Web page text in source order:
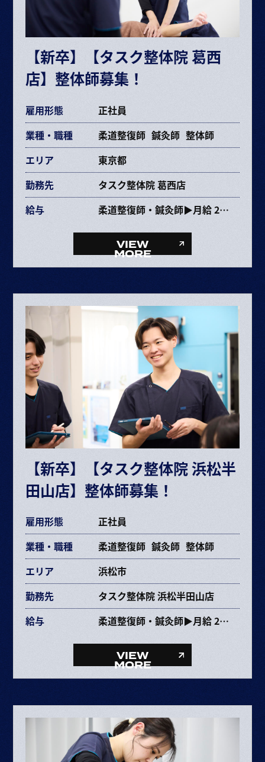
※給与は経験や能力により決定
※試用期間6ヶ月（期間中の条件変更なし）
※固定残業時間を超えた場合は超過分別途支給
交通費規定支給
各種手当あり
【新卒】【タスク整体院 葛西
店】整体師募集！
雇用形態
正社員
業種・職種
柔道整復師 鍼灸師 整体師
エリア
東京都
勤務先
タスク整体院 葛西店
給与
柔道整復師・鍼灸師▶月給 264,089円〜463,670円
・基本給 215,776～385,264円
・固定残業代 38,313円～68,406円（25時間）
・資格手当 10,000円
整体師▶月給 254,089円〜453,670円
給与内訳
・基本給 215,776～385,264円
・固定残業代 38,313円～68,406円（25時間）
ボーナス・賞与（業績に応じて年2回）
昇給　半年に1回査定
※給与は経験や能力により決定
※試用期間6ヶ月（期間中の条件変更
※固定残業時間を超えた場合は超過分
交通費規定支給
各種手当あり
VIEW
MORE
【新卒】【タスク整体院 浜松半
田山店】整体師募集！
雇用形態
正社員
業種・職種
柔道整復師 鍼灸師 整体師
エリア
浜松市
勤務先
タスク整体院 浜松半田山店
給与
柔道整復師・鍼灸師▶月給 237,353円〜463,670円
・基本給 193,072～385,264円
・固定残業代 34,281円～68,406円（25時間）
・資格手当 10,000円
整体師▶月給 227,353円〜453,670円
給与内訳
・基本給 193,072～385,264円
・固定残業代 34,281円～68,406円（25時間）
VIEW
MORE